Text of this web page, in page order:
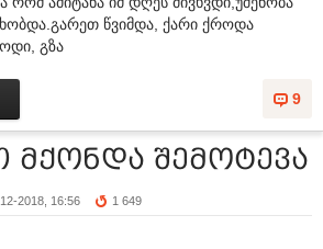
წვიმდა, ქარი ქროდა
გზა
9
შემოტევა
2018, 16:56 1 649